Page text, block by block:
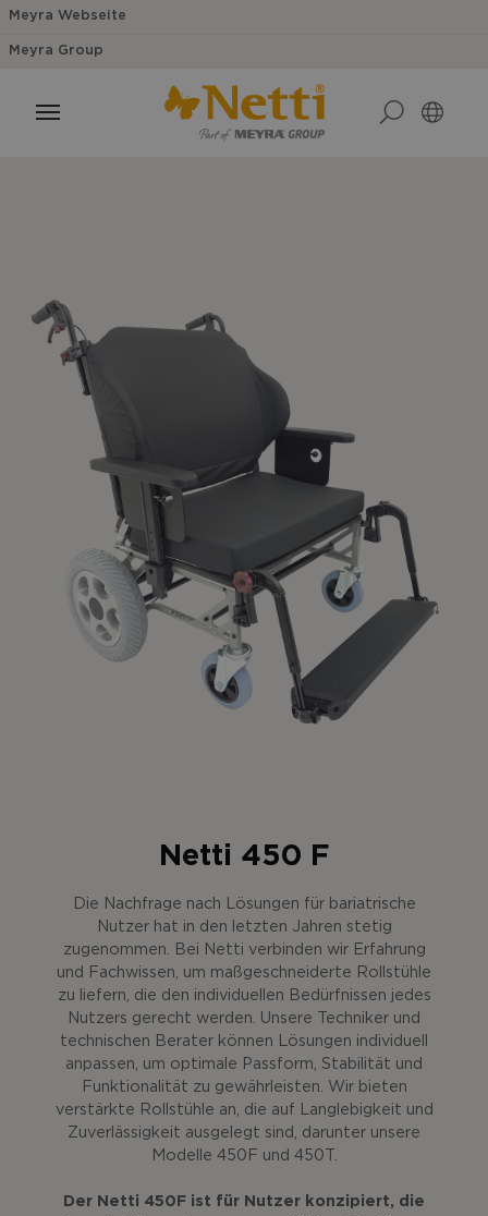
Meyra Webseite
Meyra Group
Netti 450 F
Die Nachfrage nach Lösungen für bariatrische
Nutzer hat in den letzten Jahren stetig
zugenommen. Bei Netti verbinden wir Erfahrung
und Fachwissen, um maßgeschneiderte Rollstühle
zu liefern, die den individuellen Bedürfnissen jedes
Nutzers gerecht werden. Unsere Techniker und
technischen Berater können Lösungen individuell
anpassen, um optimale Passform, Stabilität und
Funktionalität zu gewährleisten. Wir bieten
verstärkte Rollstühle an, die auf Langlebigkeit und
Zuverlässigkeit ausgelegt sind, darunter unsere
Modelle 450F und 450T.
Der Netti 450F ist für Nutzer konzipiert, die